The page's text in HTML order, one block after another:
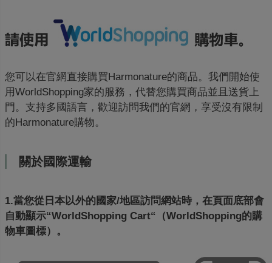
您可以在官網直接購買Harmonature的商品。我們開始使
用WorldShopping家的服務，代替您購買商品並且送貨上
門。支持多國語言，歡迎訪問我們的官網，享受沒有限制
的Harmonature購物。
關於國際運輸
1.當您從日本以外的國家/地區訪問網站時，在頁面底部會
自動顯示“WorldShopping Cart“（WorldShopping的購
物車圖標）。